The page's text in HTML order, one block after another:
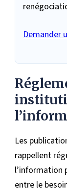
Demander
Les
rappellent
l’information
entre le